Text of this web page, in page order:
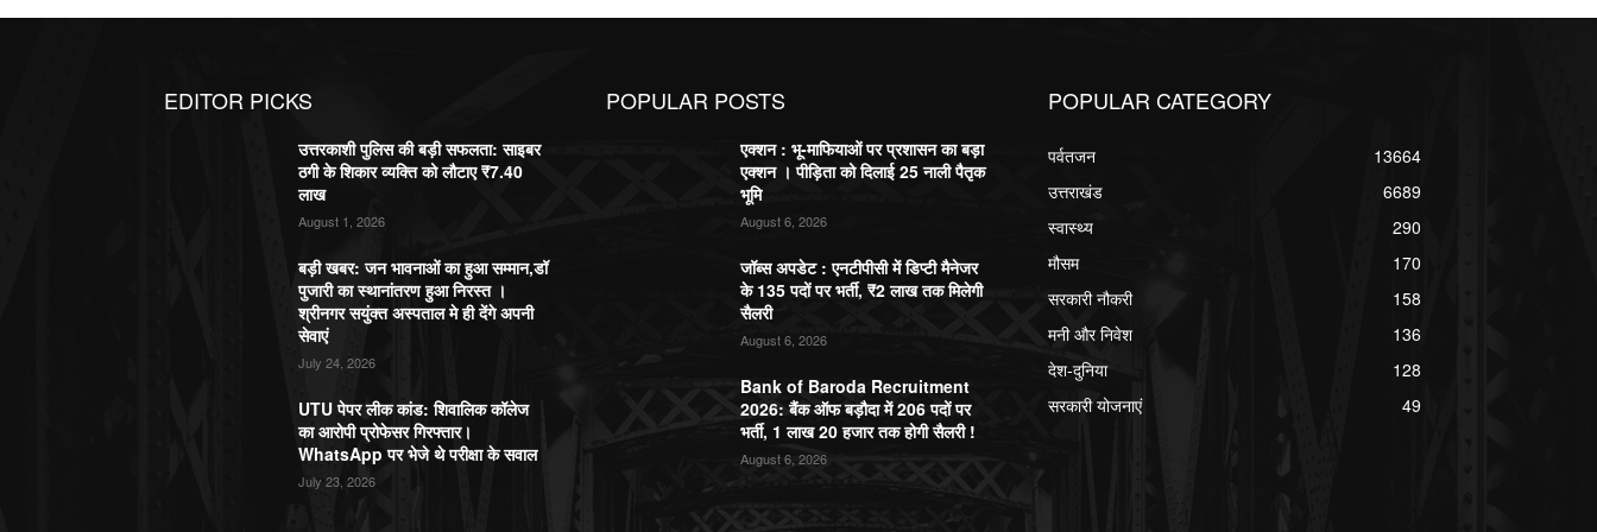
EDITOR PICKS
उत्तरकाशी पुलिस की बड़ी सफलता: साइबर
ठगी के शिकार व्यक्ति को लौटाए ₹7.40
लाख
August 1, 2026
बड़ी खबर: जन भावनाओं का हुआ सम्मान,डॉ
पुजारी का स्थानांतरण हुआ निरस्त ।
श्रीनगर सयुंक्त अस्पताल मे ही देंगे अपनी
सेवाएं
July 24, 2026
UTU पेपर लीक कांड: शिवालिक कॉलेज
का आरोपी प्रोफेसर गिरफ्तार।
WhatsApp पर भेजे थे परीक्षा के सवाल
July 23, 2026
POPULAR POSTS
एक्शन : भू-माफियाओं पर प्रशासन का बड़ा
एक्शन । पीड़िता को दिलाई 25 नाली पैतृक
भूमि
August 6, 2026
जॉब्स अपडेट : एनटीपीसी में डिप्टी मैनेजर
के 135 पदों पर भर्ती, ₹2 लाख तक मिलेगी
सैलरी
August 6, 2026
Bank of Baroda Recruitment
2026: बैंक ऑफ बड़ौदा में 206 पदों पर
भर्ती, 1 लाख 20 हजार तक होगी सैलरी !
August 6, 2026
POPULAR CATEGORY
पर्वतजन
13664
उत्तराखंड
6689
स्वास्थ्य
290
मौसम
170
सरकारी नौकरी
158
मनी और निवेश
136
देश-दुनिया
128
सरकारी योजनाएं
49